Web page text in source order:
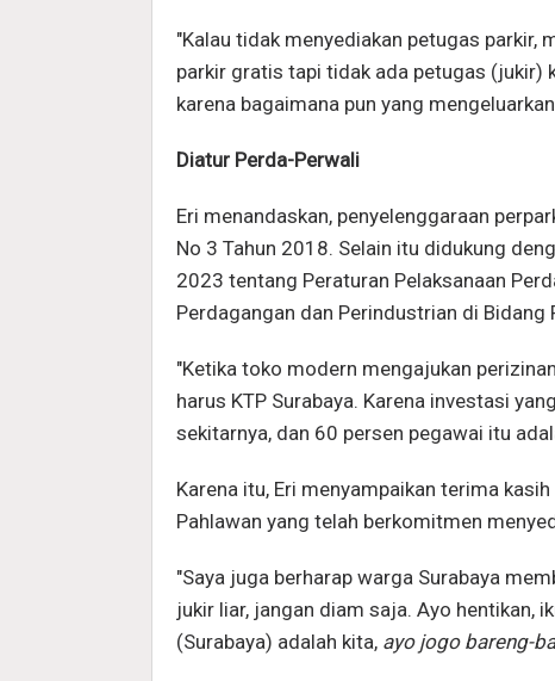
"Kalau tidak menyediakan petugas parkir,
parkir gratis tapi tidak ada petugas
karena bagaimana pun yang
Diatur Perda-Perwali
Eri menandaskan, penyelenggaraan
No 3 Tahun 2018. Selain itu didukung
2023 tentang Peraturan Pelaksanaan
Perdagangan dan Perindustrian di Bidang
"Ketika toko modern mengajukan
harus KTP Surabaya. Karena investasi
sekitarnya, dan 60 persen pegawai itu
Karena itu, Eri menyampaikan terima
Pahlawan yang telah berkomitmen
"Saya juga berharap warga Surabaya
jukir liar, jangan diam saja. Ayo hentikan,
(Surabaya) adalah kita, ayo jogo bareng-